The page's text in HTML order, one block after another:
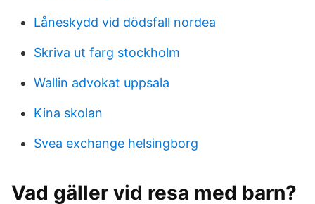
Låneskydd vid dödsfall nordea
Skriva ut farg stockholm
Wallin advokat uppsala
Kina skolan
Svea exchange helsingborg
Vad gäller vid resa med barn?